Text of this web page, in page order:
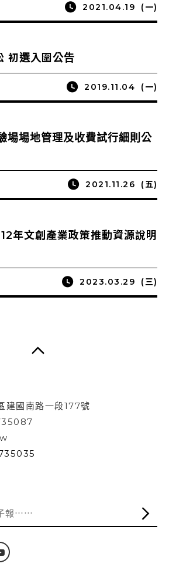
2021.04.19 (一)
初選入圍公告
2019.11.04 (一)
場場地管理及收費試行細則公
2021.11.26 (五)
年文創產業政策推動資源說明
2023.03.29 (三)
建國南路一段177號